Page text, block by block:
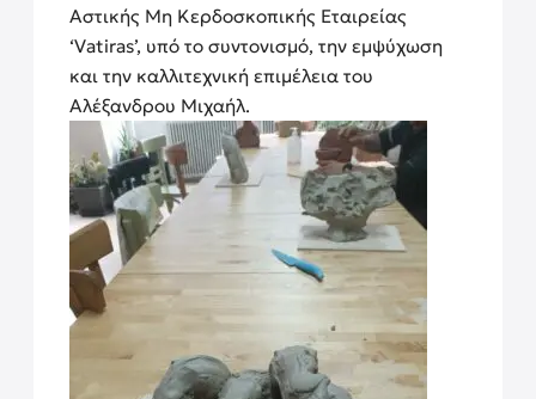
Αστικής Μη Κερδοσκοπικής Εταιρείας
‘Vatiras’, υπό το συντονισμό, την εμψύχωση
και την καλλιτεχνική επιμέλεια του
Αλέξανδρου Μιχαήλ.